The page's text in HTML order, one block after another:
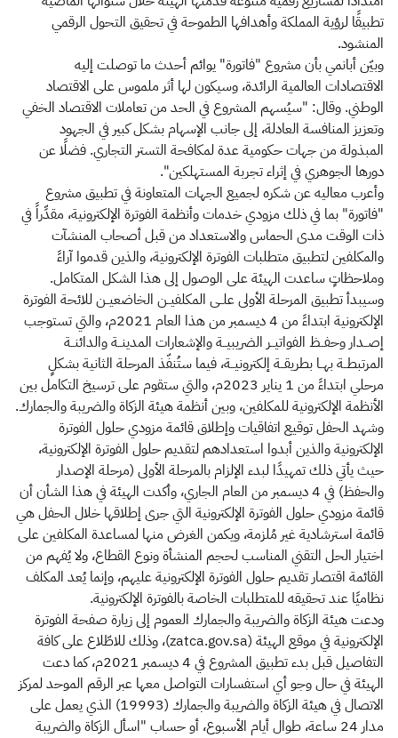
تطبيقًا لرؤية المملكة وأهدافها الطموحة في تحقيق التحول الرقمي
المنشود.
وبيّن أبانمي بأن مشروع "فاتورة" يوائم أحدث ما توصلت إليه
الاقتصادات العالمية الرائدة، وسيكون لها أثر ملموس على الاقتصاد
الوطني. وقال: "سيُسهم المشروع في الحد من تعاملات الاقتصاد الخفي
وتعزيز المنافسة العادلة، إلى جانب الإسهام بشكل كبير في الجهود
المبذولة من جهات حكومية عدة لمكافحة التستر التجاري. فضلًا عن
دورها الجوهري في إثراء تجربة المستهلكين".
وأعرب معاليه عن شكره لجميع الجهات المتعاونة في تطبيق مشروع
"فاتورة" بما في ذلك مزودي خدمات وأنظمة الفوترة الإلكترونية، مقدِّراً في
ذات الوقت مدى الحماس والاستعداد من قبل أصحاب المنشآت
والمكلفين لتطبيق متطلبات الفوترة الإلكترونية، والذين قدموا آراءً
وملاحظاتٍ ساعدت الهيئة على الوصول إلى هذا الشكل المتكامل. ​
وسيبدأ تطبيق المرحلة الأولى علــى المكلفيــن الخاضعيــن للائحة الفوترة
الإلكترونية ابتداءً من 4 ديسمبر من هذا العام 2021م، والتي تستوجب
إصــدار وحفــظ الفواتيــر الضريبيــة والإشعارات المدينــة والدائنــة
المرتبطــة بهــا بطريقــة إلكترونيــة، فيما ستُنفّذ المرحلة الثانية بشكلٍ
مرحلي ابتداءً من 1 يناير 2023م، والتي ستقوم على ترسيخ التكامل بين
الأنظمة الإلكترونية للمكلفين، وبين أنظمة هيئة الزكاة والضريبة والجمارك.
وشهد الحفل توقيع اتفاقيات وإطلاق قائمة مزودي حلول الفوترة
الإلكترونية والذين أبدوا استعدادهم لتقديم حلول الفوترة الإلكترونية،
حيث يأتي ذلك تمهيدًا لبدء الإلزام بالمرحلة الأولى (مرحلة الإصدار
والحفظ) في 4 ديسمبر من العام الجاري، وأكدت الهيئة في هذا الشأن أن
قائمة مزودي حلول الفوترة الإلكترونية التي جرى إطلاقها خلال الحفل هي
قائمة استرشادية غير مُلزمة، ويكمن الغرض منها لمساعدة المكلفين على
اختيار الحل التقني المناسب لحجم المنشأة ونوع القطاع، ولا يُفهم من
القائمة اقتصار تقديم حلول الفوترة الإلكترونية عليهم، وإنما يُعد المكلف
نظاميًا عند تحقيقه للمتطلبات الخاصة بالفوترة الإلكترونية.
ودعت هيئة الزكاة والضريبة والجمارك العموم إلى زيارة صفحة الفوترة
الإلكترونية في موقع الهيئة (zatca.gov.sa)، وذلك للاطّلاع على كافة
التفاصيل قبل بدء تطبيق المشروع في 4 ديسمبر 2021م، كما دعت
الهيئة في حال وجو أي استفسارات التواصل معها عبر الرقم الموحد لمركز
الاتصال في هيئة الزكاة والضريبة والجمارك (19993) الذي يعمل على
مدار 24 ساعة، طوال أيام الأسبوع، أو حساب "اسأل الزكاة والضريبة